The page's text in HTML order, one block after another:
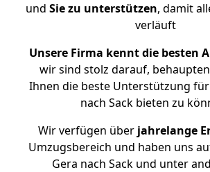
und Sie zu unterstützen, damit
verläuft
Unsere Firma kennt die besten
wir sind stolz darauf,
Ihnen die beste Unterstützung
nach Sack bieten zu
Wir verfügen überjahrelange
Umzugsbereich und haben uns
Gera nach Sack und unter